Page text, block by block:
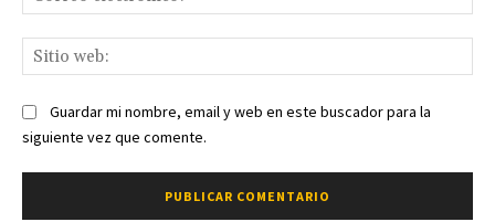
Guardar mi nombre, email y web en este buscador para la
siguiente vez que comente.